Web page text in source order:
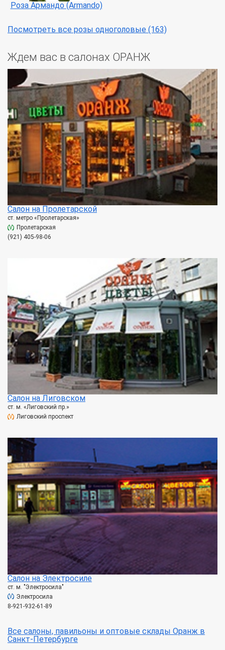
Роза Армандо (Armando)
Посмотреть все розы одноголовые (163)
Ждем вас в салонах ОРАНЖ
Салон на Пролетарской
ст. метро «Пролетарская»
Пролетарская
(921) 405-98-06
Салон на Лиговском
ст. м. «Лиговский пр.»
Лиговский проспект
Салон на Электросиле
ст. м. "Электросила"
Электросила
8-921-932-61-89
Все салоны, павильоны и оптовые склады Оранж в
Санкт-Петербурге